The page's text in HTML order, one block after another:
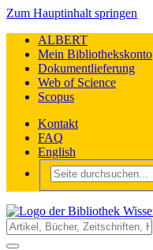
Zum Hauptinhalt springen
ALBERT
Mein Bibliothekskonto
Dokumentlieferung
Web of Science
Scopus
Kontakt
FAQ
English